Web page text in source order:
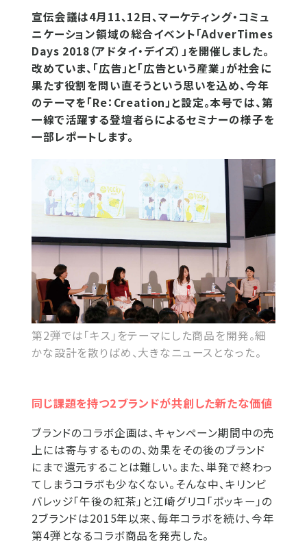
宣伝会議は4月11、12日、マーケティング・コミュ
ニケーション領域の総合イベント「AdverTimes
Days 2018（アドタイ・デイズ）」を開催しました。
改めていま、「広告」と「広告という産業」が社会に
果たす役割を問い直そうという思いを込め、今年
のテーマを「Re：Creation」と設定。本号では、第
一線で活躍する登壇者らによるセミナーの様子を
一部レポートします。
第2弾では「キス」をテーマにした商品を開発。細
かな設計を散りばめ、大きなニュースとなった。
同じ課題を持つ2ブランドが共創した新たな価値
ブランドのコラボ企画は、キャンペーン期間中の売
上には寄与するものの、効果をその後のブランド
にまで還元することは難しい。また、単発で終わっ
てしまうコラボも少なくない。そんな中、キリンビ
バレッジ「午後の紅茶」と江崎グリコ「ポッキー」の
2ブランドは2015年以来、毎年コラボを続け、今年
第4弾となるコラボ商品を発売した。